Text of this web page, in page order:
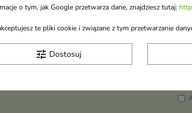
Otrzymuj informację o nowościach i
wyprzedażach
o tym, jak Google przetwarza dane, znajdziesz tutaj:
te pliki cookie i związane z tym przetwarzanie
tune Dostosuj